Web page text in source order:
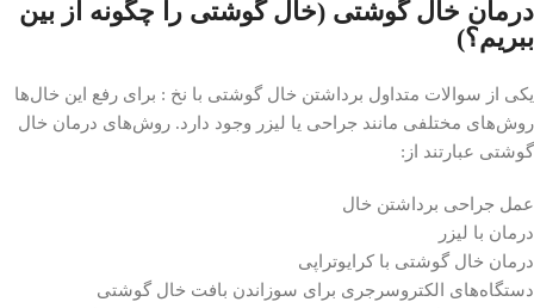
درمان خال گوشتی (خال گوشتی را چگونه از بین
ببریم؟)
یکی از سوالات متداول برداشتن خال گوشتی با نخ : برای رفع این خال‌ها
روش‌های مختلفی مانند جراحی یا لیزر وجود دارد. روش‌های درمان خال‌
گوشتی عبارتند از:
عمل جراحی برداشتن خال
درمان با لیزر
درمان خال گوشتی با کرایوتراپی
دستگاه‌های الکتروسرجری برای سوزاندن بافت خال گوشتی